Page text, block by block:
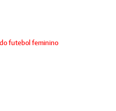
futebol feminino